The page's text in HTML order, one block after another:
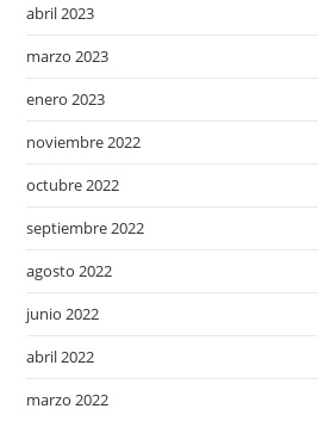
abril 2023
marzo 2023
enero 2023
noviembre 2022
octubre 2022
septiembre 2022
agosto 2022
junio 2022
abril 2022
marzo 2022